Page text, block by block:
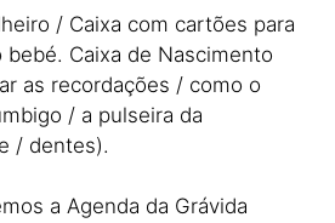
/ Caixa com cartões para
Caixa de Nascimento
as recordações / como o
/ a pulseira da
/ dentes).
a Agenda da Grávida